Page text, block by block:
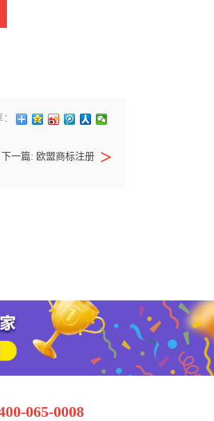
：
下一篇: 欧盟商标注册
065-0008